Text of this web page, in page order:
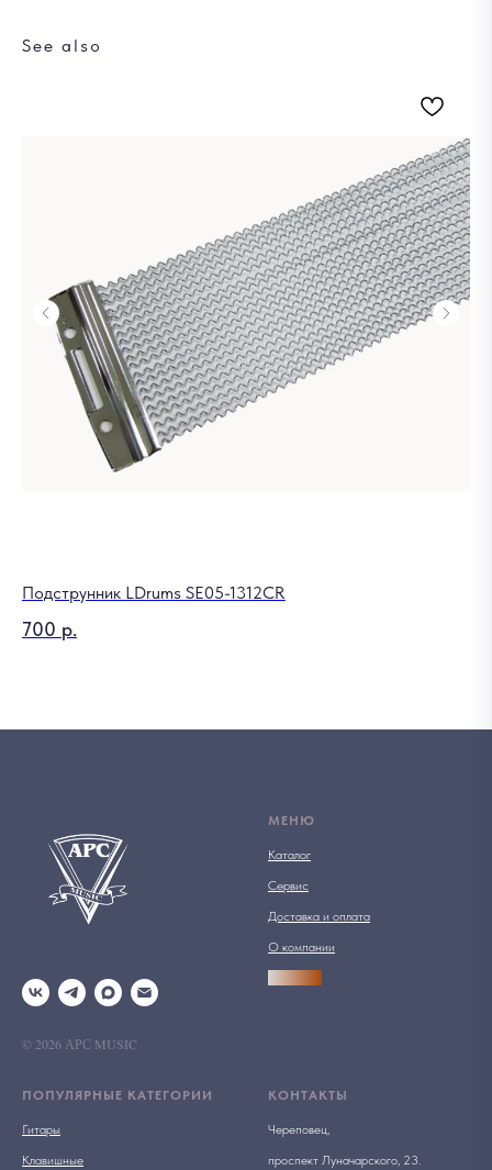
See also
Подструнник LDrums SE05-1312CR
700 р.
© 2026 АРС MUSIC
МЕНЮ
Каталог
Сервис
Доставка и оплата
О компании
ПОПУЛЯРНЫЕ КАТЕГОРИИ
Гитары
Клавишные
КОНТАКТЫ
Череповец,
проспект Луначарского, 23.